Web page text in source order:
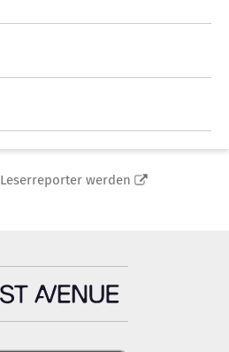
Leserreporter werden